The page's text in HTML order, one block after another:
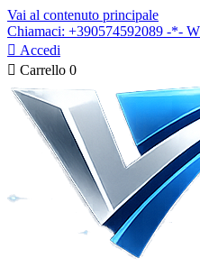
Vai al contenuto principale
Chiamaci: +390574592089 -*-
 Accedi
 Carrello 0